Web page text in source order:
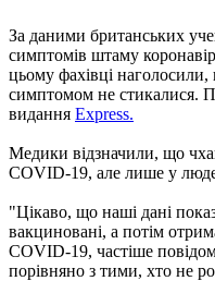
За даними британських
симптомів штаму
цьому фахівці
симптомом не стикалися.
видання Express.
Медики відзначили, що
COVID-19, але лише у
"Цікаво, що наші дані
вакциновані, а потім
COVID-19, частіше
порівняно з тими, хто не